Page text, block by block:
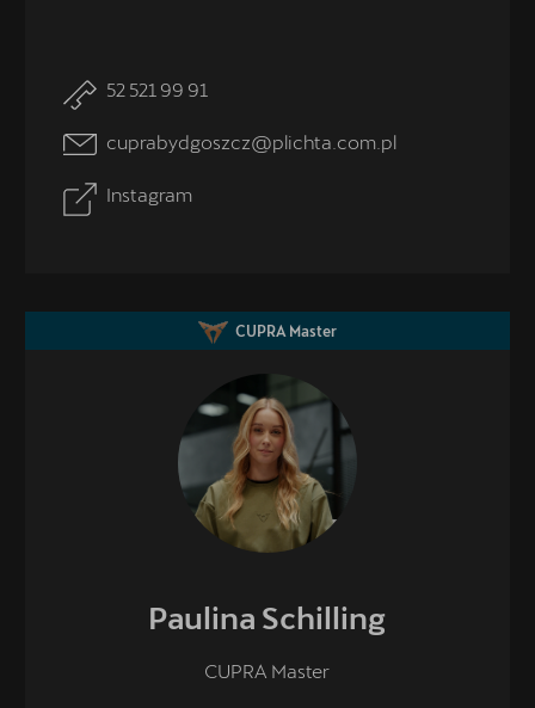
52 521 99 91
cuprabydgoszcz@plichta.com.pl
Instagram
CUPRA Master
Paulina Schilling
CUPRA Master